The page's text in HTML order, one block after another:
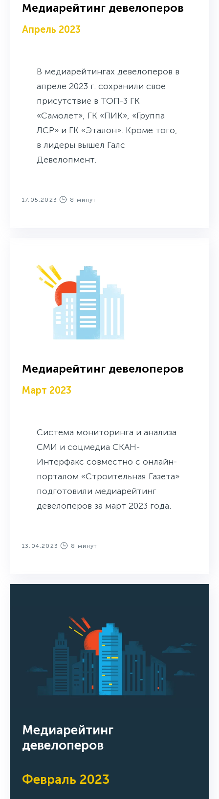
Медиарейтинг девелоперов
Апрель 2023
В медиарейтингах девелоперов в
апреле 2023 г. сохранили свое
присутствие в ТОП-3 ГК
«Самолет», ГК «ПИК», «Группа
ЛСР» и ГК «Эталон». Кроме того,
в лидеры вышел Галс
Девелопмент.
17.05.2023 8 минут
Медиарейтинг девелоперов
Март 2023
Система мониторинга и анализа
СМИ и соцмедиа СКАН-
Интерфакс совместно с онлайн-
порталом «Строительная Газета»
подготовили медиарейтинг
девелоперов за март 2023 года.
13.04.2023 8 минут
Медиарейтинг
девелоперов
Февраль 2023